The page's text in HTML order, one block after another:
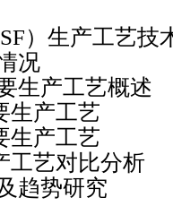
）生产工艺技
况
产工艺概述
产工艺
产工艺
对比分析
趋势研究